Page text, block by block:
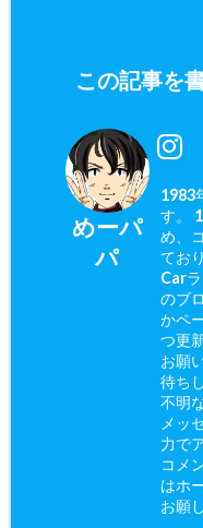
この記事を
めーパ
パ
1983
す。
め、
てお
Car
のブ
かペ
つ更
お願
待ち
不明
メッ
力で
コメ
はホ
お願